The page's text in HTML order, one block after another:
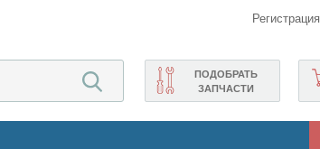
Регистрация
ПОДОБРАТЬ
ЗАПЧАСТИ